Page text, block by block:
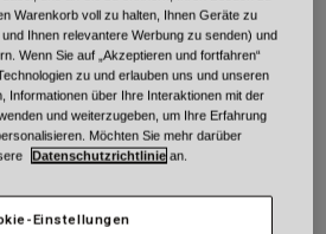
Camo
Größentabelle
Warenkorb voll zu halten, Ihnen Geräte zu
Ihnen relevantere Werbung zu senden) und
Wenn Sie auf „Akzeptieren und fortfahren“
zu und erlauben uns und unseren
Informationen über Ihre Interaktionen mit der
und weiterzugeben, um Ihre Erfahrung
Möchten Sie mehr darüber
Datenschutzrichtlinie an.
Einstellungen